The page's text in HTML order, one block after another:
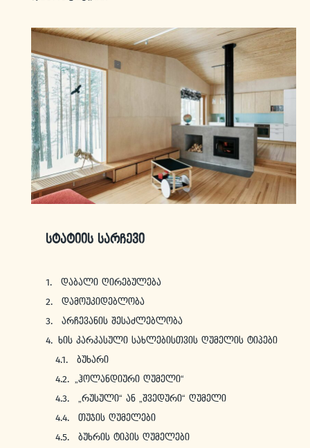
სტატიის სარჩევი
დაბალი ღირებულება
დამოუკიდებლობა
არჩევანის შესაძლებლობა
ხის კარკასული სახლებისთვის ღუმელის ტიპები
ბუხარი
„ჰოლანდიური ღუმელი“
„რუსული“ ან „შვედური“ ღუმელი
თუჯის ღუმელები
ბუხრის ტიპის ღუმელები